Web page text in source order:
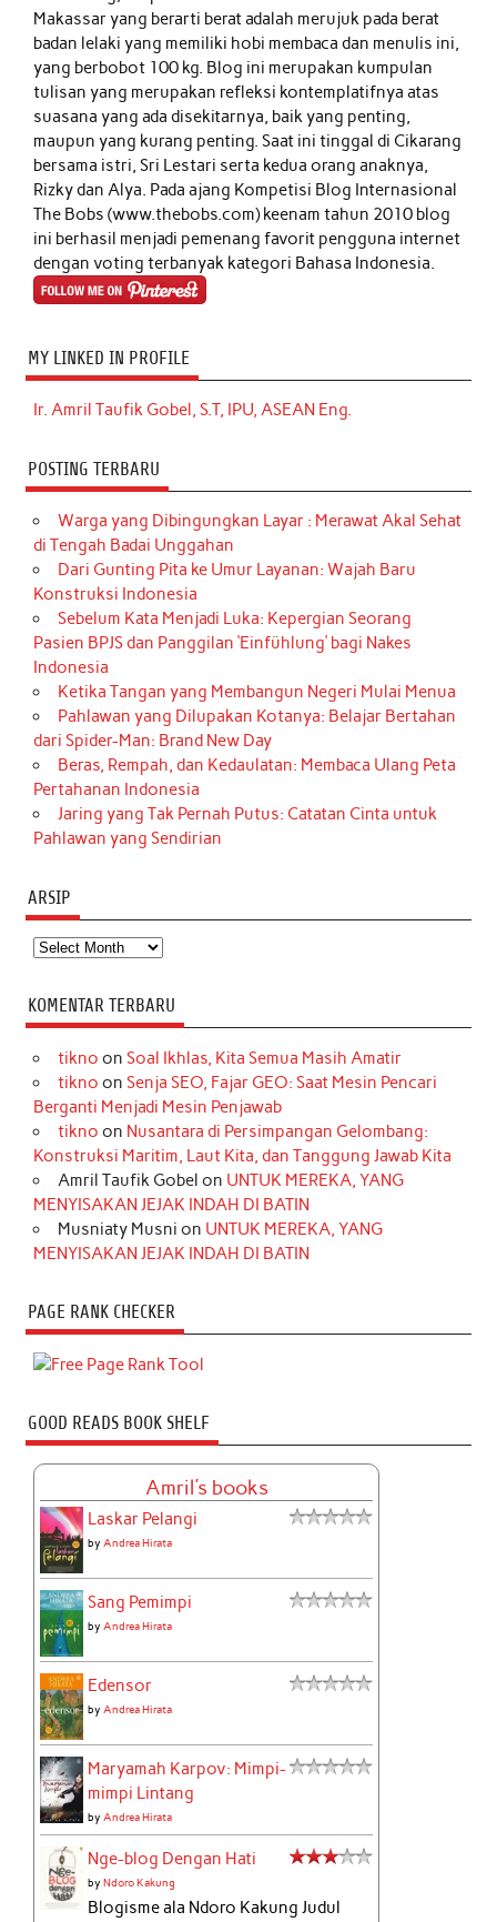
Makassar yang berarti berat adalah merujuk pada berat
badan lelaki yang memiliki hobi membaca dan menulis ini,
yang berbobot 100 kg. Blog ini merupakan kumpulan
tulisan yang merupakan refleksi kontemplatifnya atas
suasana yang ada disekitarnya, baik yang penting,
maupun yang kurang penting. Saat ini tinggal di Cikarang
bersama istri, Sri Lestari serta kedua orang anaknya,
Rizky dan Alya. Pada ajang Kompetisi Blog Internasional
The Bobs (www.thebobs.com) keenam tahun 2010 blog
ini berhasil menjadi pemenang favorit pengguna internet
dengan voting terbanyak kategori Bahasa Indonesia.
MY LINKED IN PROFILE
Ir. Amril Taufik Gobel, S.T, IPU, ASEAN Eng.
POSTING TERBARU
Warga yang Dibingungkan Layar : Merawat Akal Sehat
di Tengah Badai Unggahan
Dari Gunting Pita ke Umur Layanan: Wajah Baru
Konstruksi Indonesia
Sebelum Kata Menjadi Luka: Kepergian Seorang
Pasien BPJS dan Panggilan ‘Einfühlung’ bagi Nakes
Indonesia
Ketika Tangan yang Membangun Negeri Mulai Menua
Pahlawan yang Dilupakan Kotanya: Belajar Bertahan
dari Spider-Man: Brand New Day
Beras, Rempah, dan Kedaulatan: Membaca Ulang Peta
Pertahanan Indonesia
Jaring yang Tak Pernah Putus: Catatan Cinta untuk
Pahlawan yang Sendirian
ARSIP
Arsip
KOMENTAR TERBARU
tikno on Soal Ikhlas, Kita Semua Masih Amatir
tikno on Senja SEO, Fajar GEO: Saat Mesin Pencari
Berganti Menjadi Mesin Penjawab
tikno on Nusantara di Persimpangan Gelombang:
Konstruksi Maritim, Laut Kita, dan Tanggung Jawab Kita
Amril Taufik Gobel on UNTUK MEREKA, YANG
MENYISAKAN JEJAK INDAH DI BATIN
Musniaty Musni on UNTUK MEREKA, YANG
MENYISAKAN JEJAK INDAH DI BATIN
PAGE RANK CHECKER
GOOD READS BOOK SHELF
Amril's books
Laskar Pelangi
byAndrea Hirata
Sang Pemimpi
byAndrea Hirata
Edensor
byAndrea Hirata
Maryamah Karpov: Mimpi-
mimpi Lintang
byAndrea Hirata
Nge-blog Dengan Hati
byNdoro Kakung
Blogisme ala Ndoro Kakung Judul